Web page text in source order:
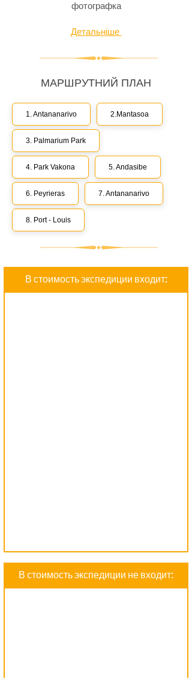
фотографка
Детальніше
МАРШРУТНИЙ ПЛАН
1. Antananarivo 2.Mantasoa
3. Palmarium Park
4. Park Vakona 5. Andasibe
6. Peyrieras 7. Antananarivo
8. Port - Louis
В стоимость экспедиции входит:
В стоимость экспедиции не входит: